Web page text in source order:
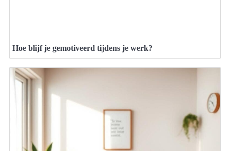
Hoe blijf je gemotiveerd tijdens je werk?